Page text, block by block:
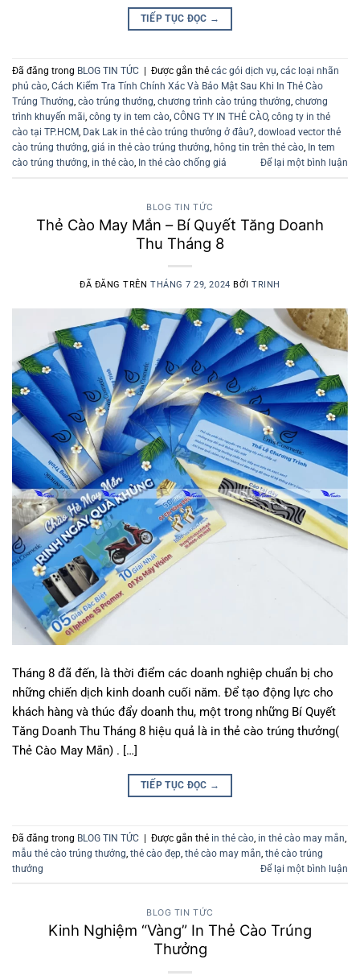
TIẾP TỤC ĐỌC →
Đã đăng trong BLOG TIN TỨC Được gắn thẻ các gói dịch vụ, các loại nhãn
phủ cào, Cách Kiểm Tra Tính Chính Xác Và Bảo Mật Sau Khi In Thẻ Cào
Trúng Thưởng, cào trúng thưởng, chương trình cào trúng thưởng, chương
trình khuyến mãi, công ty in tem cào, CÔNG TY IN THẺ CÀO, công ty in thẻ
cào tại TP.HCM, Dak Lak in thẻ cào trúng thưởng ở đâu?, dowload vector thẻ
cào trúng thưởng, giá in thẻ cào trúng thưởng, hông tin trên thẻ cào, In tem
cào trúng thưởng, in thẻ cào, In thẻ cào chống giả Để lại một bình luận
BLOG TIN TỨC
Thẻ Cào May Mắn – Bí Quyết Tăng Doanh
Thu Tháng 8
ĐÃ ĐĂNG TRÊN THÁNG 7 29, 2024 BỞITRINH
Tháng 8 đã đến, là thời điểm các doanh nghiệp chuẩn bị cho
những chiến dịch kinh doanh cuối năm. Để tạo động lực cho
khách hàng và thúc đẩy doanh thu, một trong những Bí Quyết
Tăng Doanh Thu Tháng 8 hiệu quả là in thẻ cào trúng thưởng(
Thẻ Cào May Mắn) . […]
TIẾP TỤC ĐỌC →
Đã đăng trong BLOG TIN TỨC | Được gắn thẻ in thẻ cào in thẻ cào may mắn
mẫu thẻ cào trúng thưởng thẻ cào đẹp thẻ cào may mắn thẻ cào trúng
thưởng
Để lại một bình luận
BLOG TIN TỨC
Kinh Nghiệm “Vàng” In Thẻ Cào Trúng
Thưởng